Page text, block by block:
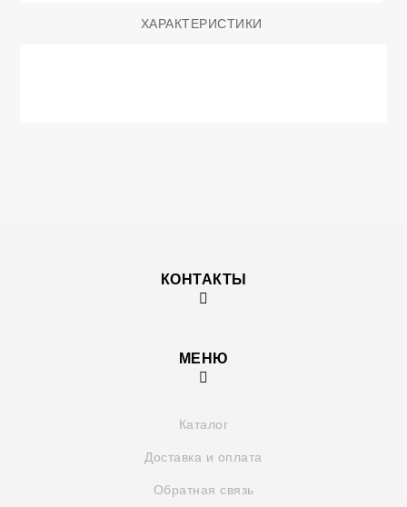
ХАРАКТЕРИСТИКИ
КОНТАКТЫ
МЕНЮ
Каталог
Доставка и оплата
Обратная связь